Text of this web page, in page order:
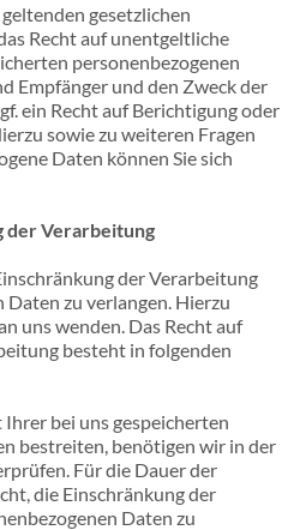
gesetzlichen
Recht auf unentgeltliche
personenbezogenen
Empfänger und den Zweck der
ein Recht auf Berichtigung oder
sowie zu weiteren Fragen
Daten können Sie sich
der Verarbeitung
der Verarbeitung
zu verlangen. Hierzu
uns wenden. Das Recht auf
besteht in folgenden
bei uns gespeicherten
bestreiten, benötigen wir in der
Für die Dauer der
die Einschränkung der
Daten zu